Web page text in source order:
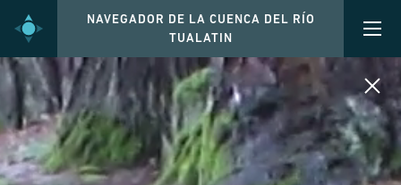
NAVEGADOR DE LA CUENCA DEL RÍO
TUALATIN